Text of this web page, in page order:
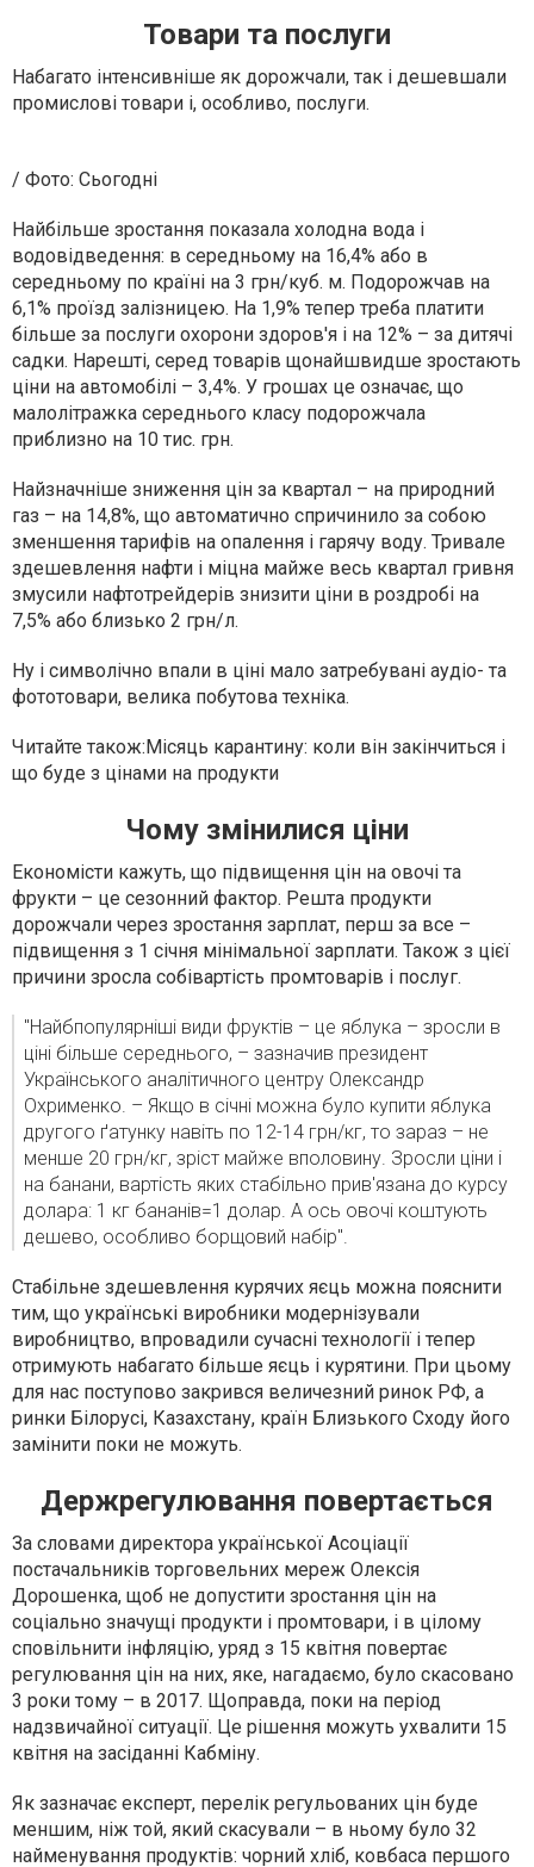
Товари та послуги
Набагато інтенсивніше як дорожчали, так і дешевшали
промислові товари і, особливо, послуги.
/ Фото: Сьогодні
Найбільше зростання показала холодна вода і
водовідведення: в середньому на 16,4% або в
середньому по країні на 3 грн/куб. м. Подорожчав на
6,1% проїзд залізницею. На 1,9% тепер треба платити
більше за послуги охорони здоров'я і на 12% – за дитячі
садки. Нарешті, серед товарів щонайшвидше зростають
ціни на автомобілі – 3,4%. У грошах це означає, що
малолітражка середнього класу подорожчала
приблизно на 10 тис. грн.
Найзначніше зниження цін за квартал – на природний
газ – на 14,8%, що автоматично спричинило за собою
зменшення тарифів на опалення і гарячу воду. Тривале
здешевлення нафти і міцна майже весь квартал гривня
змусили нафтотрейдерів знизити ціни в роздробі на
7,5% або близько 2 грн/л.
Ну і символічно впали в ціні мало затребувані аудіо- та
фототовари, велика побутова техніка.
Читайте також:Місяць карантину: коли він закінчиться і
що буде з цінами на продукти
Чому змінилися ціни
Економісти кажуть, що підвищення цін на овочі та
фрукти – це сезонний фактор. Решта продукти
дорожчали через зростання зарплат, перш за все –
підвищення з 1 січня мінімальної зарплати. Також з цієї
причини зросла собівартість промтоварів і послуг.
"Найбпопулярніші види фруктів – це яблука – зросли в
ціні більше середнього, – зазначив президент
Українського аналітичного центру Олександр
Охрименко. – Якщо в січні можна було купити яблука
другого ґатунку навіть по 12-14 грн/кг, то зараз – не
менше 20 грн/кг, зріст майже вполовину. Зросли ціни і
на банани, вартість яких стабільно прив'язана до курсу
долара: 1 кг бананів=1 долар. А ось овочі коштують
дешево, особливо борщовий набір".
Стабільне здешевлення курячих яєць можна пояснити
тим, що українські виробники модернізували
виробництво, впровадили сучасні технології і тепер
отримують набагато більше яєць і курятини. При цьому
для нас поступово закрився величезний ринок РФ, а
ринки Білорусі, Казахстану, країн Близького Сходу його
замінити поки не можуть.
Держрегулювання повертається
За словами директора української Асоціації
постачальників торговельних мереж Олексія
Дорошенка, щоб не допустити зростання цін на
соціально значущі продукти і промтовари, і в цілому
сповільнити інфляцію, уряд з 15 квітня повертає
регулювання цін на них, яке, нагадаємо, було скасовано
3 роки тому – в 2017. Щоправда, поки на період
надзвичайної ситуації. Це рішення можуть ухвалити 15
квітня на засіданні Кабміну.
Як зазначає експерт, перелік регульованих цін буде
меншим, ніж той, який скасували – в ньому було 32
найменування продуктів: чорний хліб, ковбаса першого